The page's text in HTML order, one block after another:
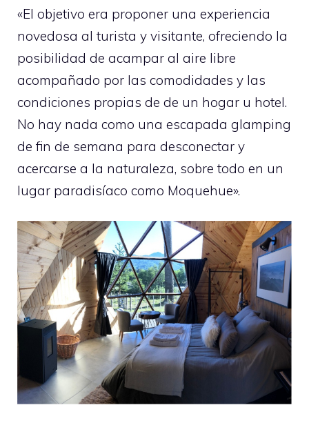
«El objetivo era proponer una experiencia
novedosa al turista y visitante, ofreciendo la
posibilidad de acampar al aire libre
acompañado por las comodidades y las
condiciones propias de de un hogar u hotel.
No hay nada como una escapada glamping
de fin de semana para desconectar y
acercarse a la naturaleza, sobre todo en un
lugar paradisíaco como Moquehue».